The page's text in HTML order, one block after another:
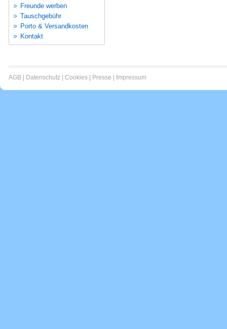
Freunde werben
Tauschgebühr
Porto & Versandkosten
Kontakt
AGB Datenschutz Cookies Presse Impressum